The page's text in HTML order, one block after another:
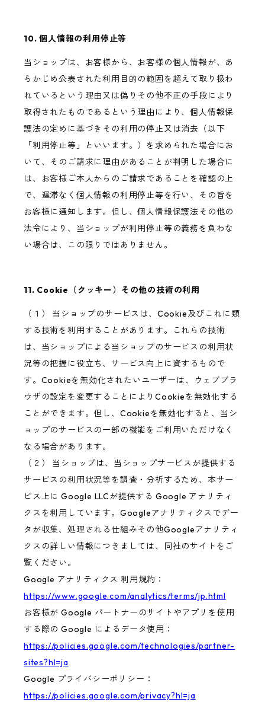
10. 個人情報の利用停止等
当ショップは、お客様から、お客様の個人情報が、あ
らかじめ公表された利用目的の範囲を超えて取り扱わ
れているという理由又は偽りその他不正の手段により
取得されたものであるという理由により、個人情報保
護法の定めに基づきその利用の停止又は消去（以下
「利用停止等」といいます。）を求められた場合にお
いて、そのご請求に理由があることが判明した場合に
は、お客様ご本人からのご請求であることを確認の上
で、遅滞なく個人情報の利用停止等を行い、その旨を
お客様に通知します。但し、個人情報保護法その他の
法令により、当ショップが利用停止等の義務を負わな
い場合は、この限りではありません。
11. Cookie（クッキー）その他の技術の利用
（１） 当ショップのサービスは、Cookie及びこれに類
する技術を利用することがあります。これらの技術
は、当ショップによる当ショップのサービスの利用状
況等の把握に役立ち、サービス向上に資するもので
す。Cookieを無効化されたいユーザーは、ウェブブラ
ウザの設定を変更することによりCookieを無効化する
ことができます。但し、Cookieを無効化すると、当シ
ョップのサービスの一部の機能をご利用いただけなく
なる場合があります。
（２） 当ショップは、当ショップサービスが提供する
サービスの利用状況等を調査・分析するため、本サー
ビス上に Google LLCが提供する Google アナリティ
クスを利用しています。Googleアナリティクスでデー
タが収集、処理される仕組みその他Googleアナリティ
クスの詳しい情報につきましては、同社のサイトをご
覧ください。
Google アナリティクス 利用規約：
https://www.google.com/analytics/terms/jp.html
お客様が Google パートナーのサイトやアプリを使用
する際の Google によるデータ使用：
https://policies.google.com/technologies/partner-
sites?hl=ja
Google プライバシーポリシー：
https://policies.google.com/privacy?hl=ja